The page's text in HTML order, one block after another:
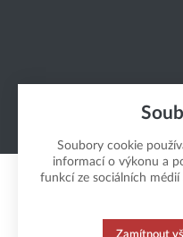
Soubory cookie
informací o výkonu a
funkcí ze sociálních médií